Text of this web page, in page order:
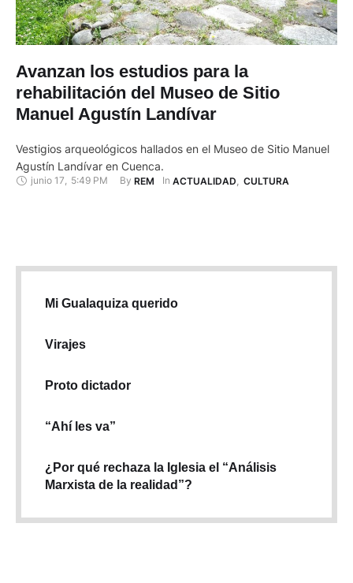
Avanzan los estudios para la
rehabilitación del Museo de Sitio
Manuel Agustín Landívar
Vestigios arqueológicos hallados en el Museo de Sitio Manuel
Agustín Landívar en Cuenca.
junio 17, 5:49 PM By REM In ACTUALIDAD CULTURA
Mi Gualaquiza querido
Virajes
Proto dictador
“Ahí les va”
¿Por qué rechaza la Iglesia el “Análisis
Marxista de la realidad”?